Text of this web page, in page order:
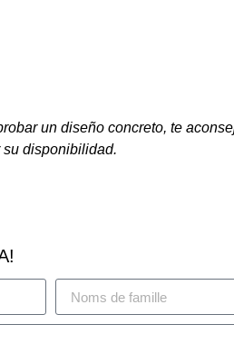
un diseño concreto, te
disponibilidad.